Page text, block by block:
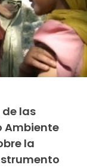
las
Ambiente
la